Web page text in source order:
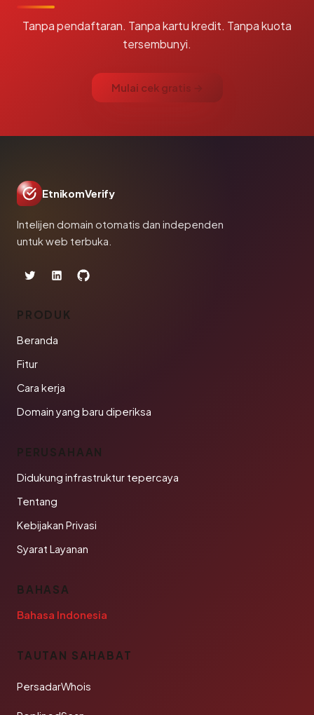
Tanpa pendaftaran. Tanpa kartu kredit. Tanpa kuota
tersembunyi.
Mulai cek gratis →
EtnikomVerify
Intelijen domain otomatis dan independen
untuk web terbuka.
PRODUK
Beranda
Fitur
Cara kerja
Domain yang baru diperiksa
PERUSAHAAN
Didukung infrastruktur tepercaya
Tentang
Kebijakan Privasi
Syarat Layanan
BAHASA
Bahasa Indonesia
TAUTAN SAHABAT
PersadarWhois